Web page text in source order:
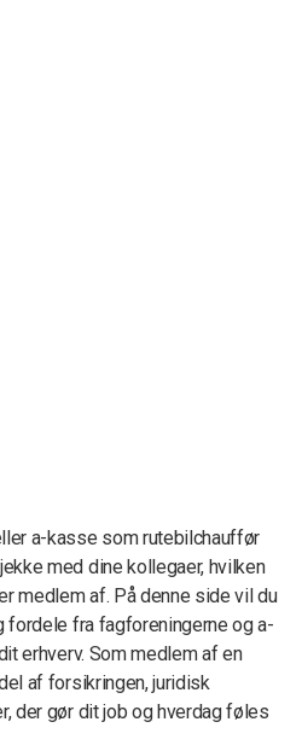
a-kasse som rutebilchauffør
med dine kollegaer, hvilken
medlem af. På denne side vil du
fra fagforeningerne og a-
erhverv. Som medlem af en
af forsikringen, juridisk
der gør dit job og hverdag føles